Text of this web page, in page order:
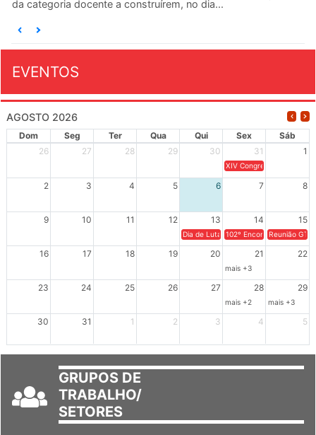
da categoria docente a construírem, no dia...
EVENTOS
AGOSTO 2026
Dom Seg Ter Qua Qui Sex
Sáb
26
27 28 29 30 31 1
XIV Congresso Brasileiro
2 3 4 5 6 7 8
9 10 11 12 13 14 15
Dia de Luta em Defesa de Cuba e da
102º Encontro da
Reunião
16 17 18 19 20 21 22
mais +3
23 24 25 26 27 28 29
mais +2 mais +3
30 31 1 2 3 4 5
GRUPOS DE
TRABALHO/
SETORES